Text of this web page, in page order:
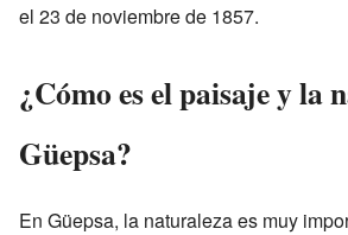
el 23 de noviembre de 1857.
¿Cómo es el paisaje y la
Güepsa?
En Güepsa, la naturaleza es muy